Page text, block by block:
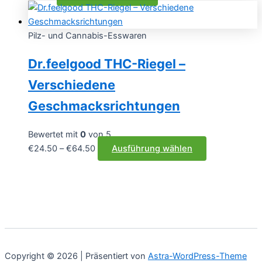
Pilz- und Cannabis-Esswaren
Dr.feelgood THC-Riegel –
Verschiedene
Geschmacksrichtungen
Bewertet mit 0 von 5
€24.50 –€64.50Preisspanne:
€24.50
Ausführung wählen
Produkt
Die
können
Copyright © 2026 | Präsentiert von Astra-WordPress-Theme